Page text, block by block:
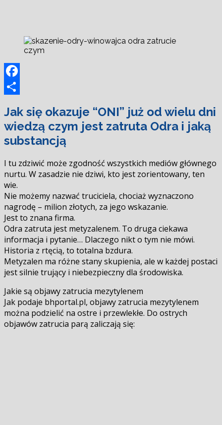
Facebook
się
Jak się okazuje “ONI” już od wielu dni
wiedzą czym jest zatruta Odra i jaką
substancją
I tu zdziwić może zgodność wszystkich mediów głównego
nurtu. W zasadzie nie dziwi, kto jest zorientowany, ten
wie.
Nie możemy nazwać truciciela, chociaż wyznaczono
nagrodę – milion złotych, za jego wskazanie.
Jest to znana firma.
Odra zatruta jest metyzalenem. To druga ciekawa
informacja i pytanie… Dlaczego nikt o tym nie mówi.
Historia z rtęcią, to totalna bzdura.
Metyzalen ma różne stany skupienia, ale w każdej postaci
jest silnie trujący i niebezpieczny dla środowiska.
Jakie są objawy zatrucia mezytylenem
Jak podaje bhportal.pl, objawy zatrucia mezytylenem
można podzielić na ostre i przewlekłe. Do ostrych
objawów zatrucia parą zaliczają się: